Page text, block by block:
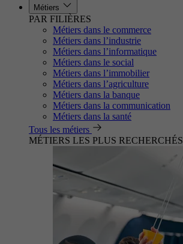
Métiers
PAR FILIÈRES
Métiers dans le commerce
Métiers dans l’industrie
Métiers dans l’informatique
Métiers dans le social
Métiers dans l’immobilier
Métiers dans l’agriculture
Métiers dans la banque
Métiers dans la communication
Métiers dans la santé
Tous les métiers
MÉTIERS LES PLUS RECHERCHÉS